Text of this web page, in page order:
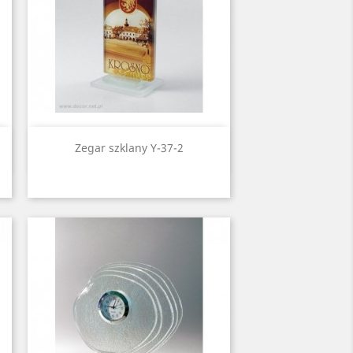
Zegar szklany Y-37-2
Quick view